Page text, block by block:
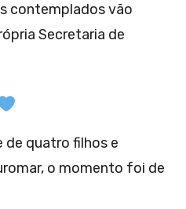
contemplados vão
Secretaria de
de quatro filhos e
o momento foi de